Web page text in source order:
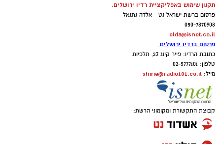
תקנון שימוש באפליקציית רדיו ירושלים.
פרסום ברשת ישראל נט - אלדה נתנאל
050-7870908
elda@isnet.co.il
פרסום ברדיו ירושלים
כתובת הרדיו: פייר קינג 32, תלפיות
טלפון: 02-5777101
מייל: shirie@radio101.co.il
קבוצת התקשורת ומקומוני הרשת: